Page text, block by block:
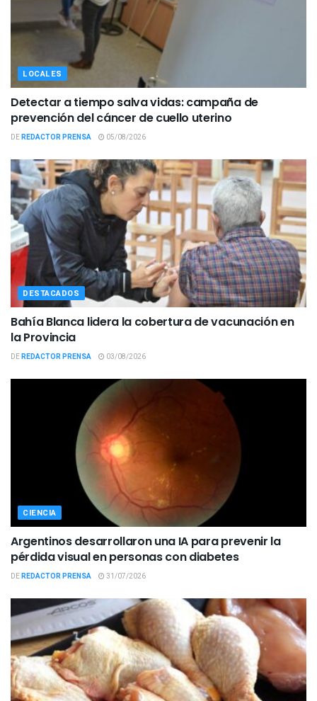
LOCALES
Detectar a tiempo salva vidas: campaña de
prevención del cáncer de cuello uterino
DEREDACTOR PRENSA 05/08/2026
DESTACADOS
Bahía Blanca lidera la cobertura de vacunación en
la Provincia
DEREDACTOR PRENSA 03/08/2026
CIENCIA
Argentinos desarrollaron una IA para prevenir la
pérdida visual en personas con diabetes
DEREDACTOR PRENSA 31/07/2026